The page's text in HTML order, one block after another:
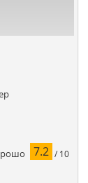
7.2 / 10